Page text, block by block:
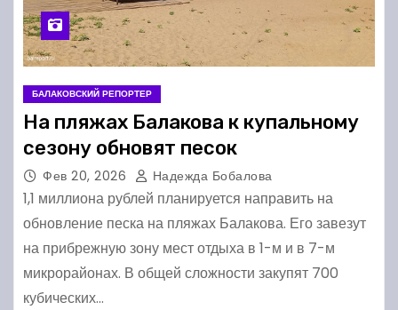
БАЛАКОВСКИЙ РЕПОРТЕР
На пляжах Балакова к купальному
сезону обновят песок
Фев 20, 2026 Надежда Бобалова
1,1 миллиона рублей планируется направить на
обновление песка на пляжах Балакова. Его завезут
на прибрежную зону мест отдыха в 1-м и в 7-м
микрорайонах. В общей сложности закупят 700
кубических…